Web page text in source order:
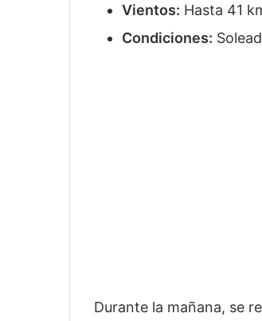
Vientos: Hasta 41
Condiciones:
Durante la mañana, se